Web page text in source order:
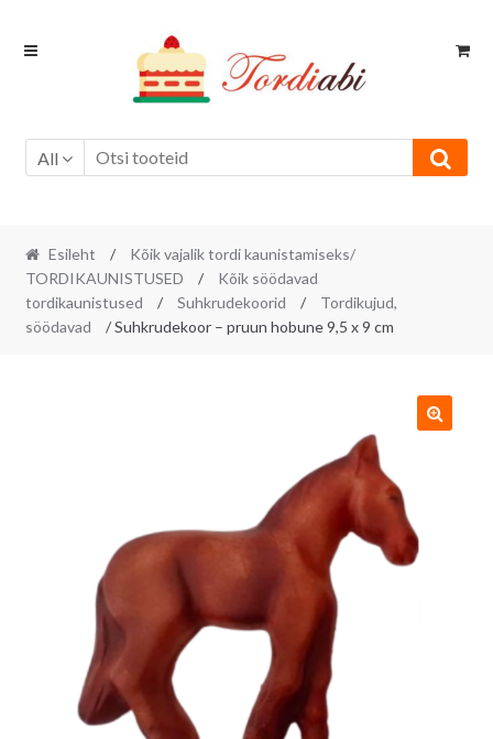
Skip
Skip
All
Esileht /
Kõik vajalik tordi kaunistamiseks/
TORDIKAUNISTUSED
/
Kõik söödavad
tordikaunistused
/ Suhkrudekoorid /
Tordikujud,
söödavad
/ Suhkrudekoor – pruun hobune 9,5 x 9 cm